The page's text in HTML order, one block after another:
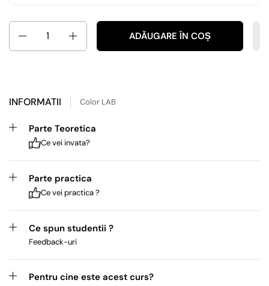
Cantitate
ADĂUGARE ÎN COȘ
INFORMATII Color LAB
Parte Teoretica
Ce vei invata?
Parte practica
Ce vei practica ?
Ce spun studentii ?
Feedback-uri
Pentru cine este acest curs?